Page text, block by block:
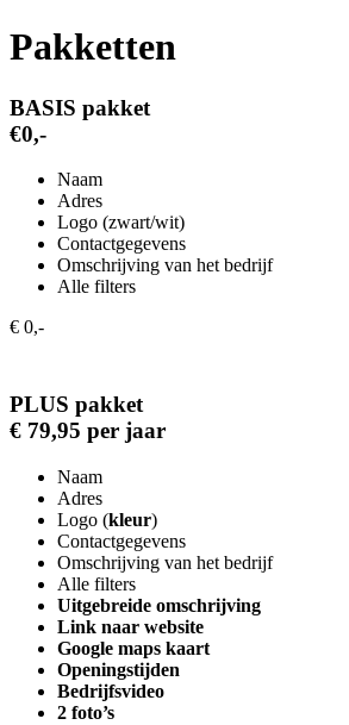
Pakketten
BASIS pakket
€0,-
Naam
Adres
Logo (zwart/wit)
Contactgegevens
Omschrijving van het bedrijf
Alle filters
€ 0,-
PLUS pakket
€ 79,95 per jaar
Naam
Adres
Logo (kleur)
Contactgegevens
Omschrijving van het bedrijf
Alle filters
Uitgebreide omschrijving
Link naar website
Google maps kaart
Openingstijden
Bedrijfsvideo
2 foto’s